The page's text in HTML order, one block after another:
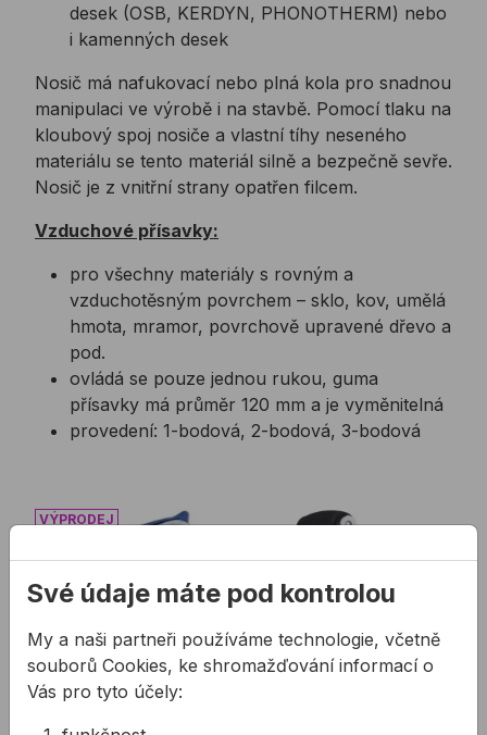
desek (OSB, KERDYN, PHONOTHERM) nebo
i kamenných desek
Nosič má nafukovací nebo plná kola pro snadnou
manipulaci ve výrobě i na stavbě. Pomocí tlaku na
kloubový spoj nosiče a vlastní tíhy neseného
materiálu se tento materiál silně a bezpečně sevře.
Nosič je z vnitřní strany opatřen filcem.
Vzduchové přísavky:
pro všechny materiály s rovným a
vzduchotěsným povrchem – sklo, kov, umělá
hmota, mramor, povrchově upravené dřevo a
pod.
ovládá se pouze jednou rukou, guma
přísavky má průměr 120 mm a je vyměnitelná
provedení: 1-bodová, 2-bodová, 3-bodová
Nosič skla BOHLE VERIBOR BLUELINE
Nosič desek UNI
Své údaje máte pod kontrolou
My a naši partneři používáme technologie, včetně
souborů Cookies, ke shromažďování informací o
Vás pro tyto účely: